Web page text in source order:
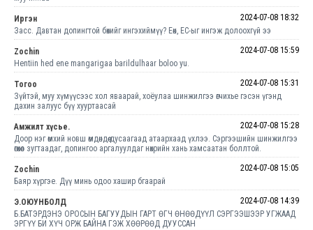
Иргэн
2024-07-08 18:32
Засс. Давтан допингтой бөхийг ингэхиймүү? Еөк, ЕС-ыг ингэж долоохгүй ээ
Zochin
2024-07-08 15:59
Hentiin hed ene mangarigaa barildulhaar boloo yu.
Тогоо
2024-07-08 15:31
Зүйтэй, муу хүмүүсээс хол яваарай, хоёулаа шинжилгээ өгчихье гэсэн үгэнд
дахин залуус бүү хууртаасай
Амжилт хүсье.
2024-07-08 15:28
Доор нэг өмхий новш өмдөндөө дусаагаад атаархаад үхлээ. Сэргээшийн шинжилгээ
өгөхөөс зугтаадаг, допингоо аргалуулдаг нөхрийн хань хамсаатан боллтой.
Zochin
2024-07-08 15:05
Баяр хүргэе. Дүү минь одоо хашир бгаарай
Э.ОЮУНБОЛД
2024-07-08 14:39
Б.БАТЭРДЭНЭ ОРОСЫН БАГУУДЫН ГАРТ ӨГЧ ӨНӨӨДҮҮЛ СЭРГЭЭШЭЭР УГЖААД
ЭРГҮҮ БИ ХҮЧ ОРЖ БАЙНА ГЭЖ ХӨӨРӨӨД ДУУССАН